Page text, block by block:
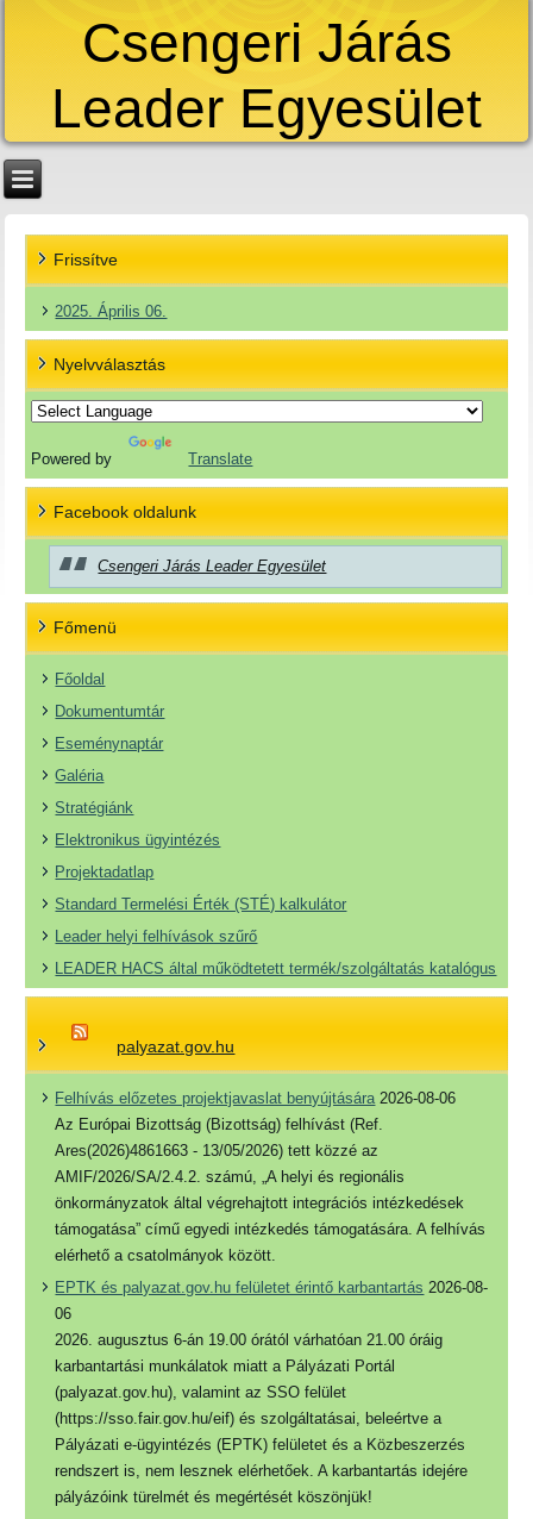
Csengeri Járás
Leader Egyesület
Frissítve
2025. Április 06.
Nyelvválasztás
Powered by Translate
Facebook oldalunk
Csengeri Járás Leader Egyesület
Főmenü
Főoldal
Dokumentumtár
Eseménynaptár
Galéria
Stratégiánk
Elektronikus ügyintézés
Projektadatlap
Standard Termelési Érték (STÉ) kalkulátor
Leader helyi felhívások szűrő
LEADER HACS által működtetett termék/szolgáltatás katalógus
palyazat.gov.hu
Felhívás előzetes projektjavaslat benyújtására 2026-08-06
Az Európai Bizottság (Bizottság) felhívást (Ref.
Ares(2026)4861663 - 13/05/2026) tett közzé az
AMIF/2026/SA/2.4.2. számú, „A helyi és regionális
önkormányzatok által végrehajtott integrációs intézkedések
támogatása” című egyedi intézkedés támogatására. A felhívás
elérhető a csatolmányok között.
EPTK és palyazat.gov.hu felületet érintő karbantartás 2026-08-
06
2026. augusztus 6-án 19.00 órától várhatóan 21.00 óráig
karbantartási munkálatok miatt a Pályázati Portál
(palyazat.gov.hu), valamint az SSO felület
(https://sso.fair.gov.hu/eif) és szolgáltatásai, beleértve a
Pályázati e-ügyintézés (EPTK) felületet és a Közbeszerzés
rendszert is, nem lesznek elérhetőek. A karbantartás idejére
pályázóink türelmét és megértését köszönjük!